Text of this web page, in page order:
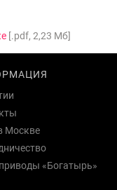
[.pdf, 2,23 Мб]
Москве
«Богатырь»